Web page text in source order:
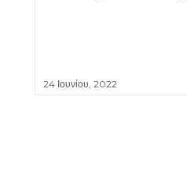
24 Ιουνίου, 2022